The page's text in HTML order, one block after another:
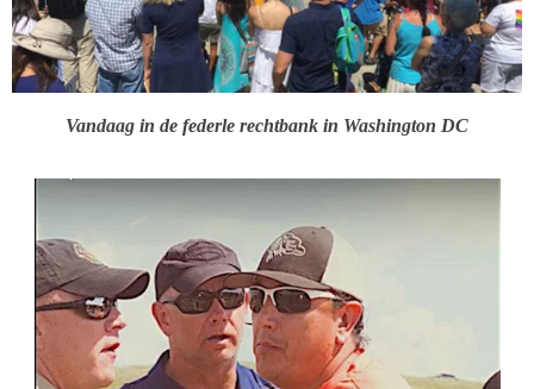
Vandaag in de federle rechtbank in Washington DC